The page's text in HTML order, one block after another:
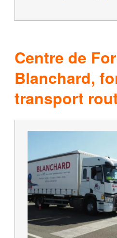
Centre de
Blanchard,
transport